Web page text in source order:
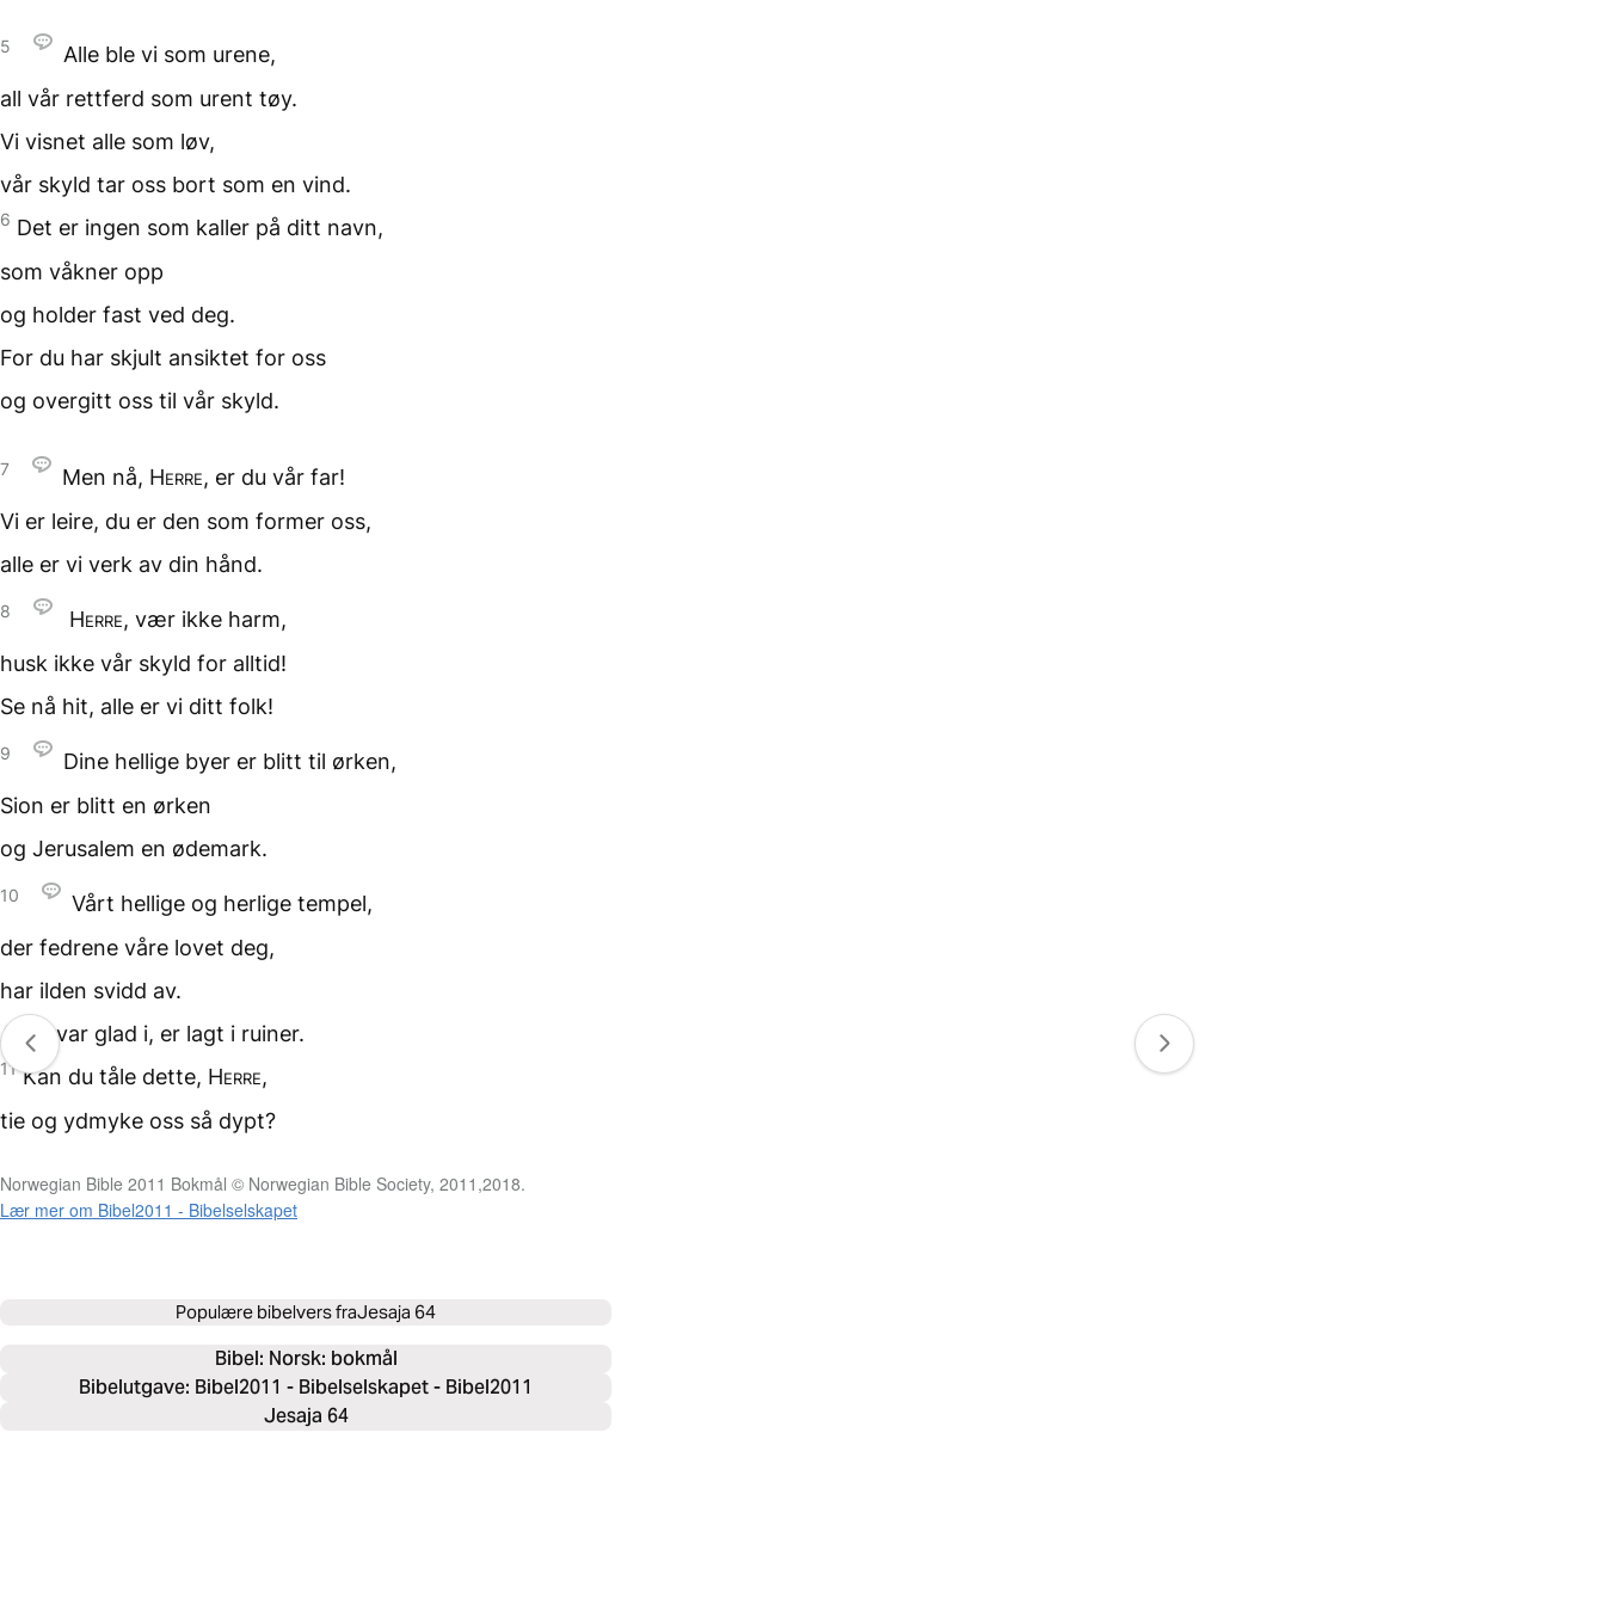
5
Alle ble vi som urene,
all vår rettferd som urent tøy.
Vi visnet alle som løv,
vår skyld tar oss bort som en vind.
6 Det er ingen som kaller på ditt navn,
som våkner opp
og holder fast ved deg.
For du har skjult ansiktet for oss
og overgitt oss til vår skyld.
7 Men nå, Herre, er du vår far!
Vi er leire, du er den som former oss,
alle er vi verk av din hånd.
8 Herre, vær ikke harm,
husk ikke vår skyld for alltid!
Se nå hit, alle er vi ditt folk!
9 Dine hellige byer er blitt til ørken,
Sion er blitt en ørken
og Jerusalem en ødemark.
10 Vårt hellige og herlige tempel,
der fedrene våre lovet deg,
har ilden svidd av.
Alt vi var glad i, er lagt i ruiner.
11 Kan du tåle dette, Herre,
tie og ydmyke oss så dypt?
Norwegian Bible 2011 Bokmål © Norwegian Bible Society, 2011,2018.
Lær mer om Bibel2011 - Bibelselskapet
Populære bibelvers fraJesaja 64
Bibel: Norsk: bokmål
Bibelutgave: Bibel2011 - Bibelselskapet - Bibel2011
Jesaja 64